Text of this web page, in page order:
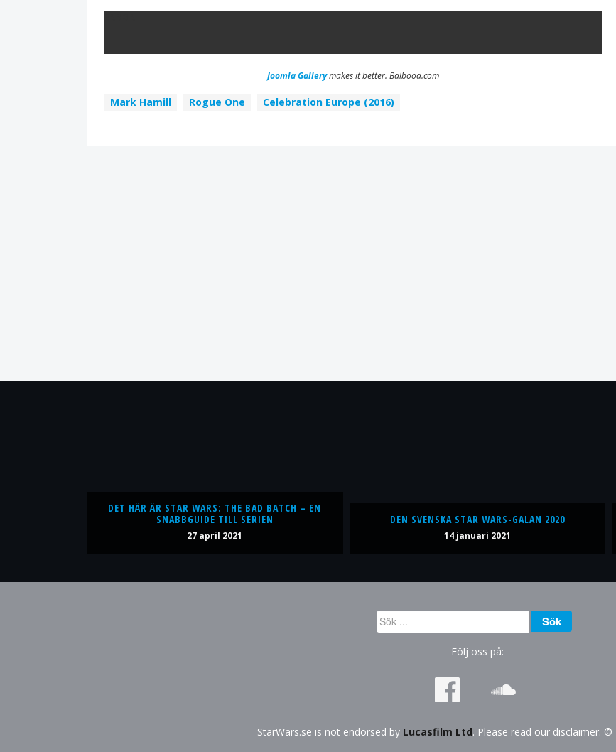
Joomla Gallerymakes it better. Balbooa.com
Mark Hamill Rogue One Celebration Europe (2016)
DET HÄR ÄR STAR WARS: THE BAD BATCH – EN
SNABBGUIDE TILL SERIEN
27 april 2021
DEN SVENSKA STAR WARS-GALAN 2020
14 januari 2021
Sök
...
Sök
Följ oss på:
StarWars.se is not endorsed by Lucasfilm Ltd. Please read our disclaimer. ©